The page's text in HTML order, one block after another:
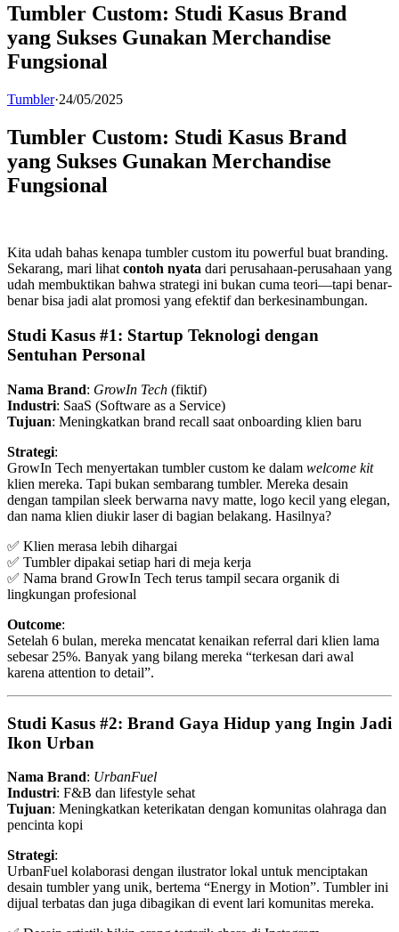
Tumbler Custom: Studi Kasus Brand
yang Sukses Gunakan Merchandise
Fungsional
Tumbler·24/05/2025
Tumbler Custom: Studi Kasus Brand
yang Sukses Gunakan Merchandise
Fungsional
Kita udah bahas kenapa tumbler custom itu powerful buat branding.
Sekarang, mari lihatcontoh nyata dari perusahaan-perusahaan yang
udah membuktikan bahwa strategi ini bukan cuma teori—tapi benar-
benar bisa jadi alat promosi yang efektif dan berkesinambungan.
Studi Kasus #1: Startup Teknologi dengan
Sentuhan Personal
Nama Brand: GrowIn Tech (fiktif)
Industri: SaaS (Software as a Service)
Tujuan: Meningkatkan brand recall saat onboarding klien baru
Strategi:
GrowIn Tech menyertakan tumbler custom ke dalam welcome kit
klien mereka. Tapi bukan sembarang tumbler. Mereka desain
dengan tampilan sleek berwarna navy matte, logo kecil yang elegan,
dan nama klien diukir laser di bagian belakang. Hasilnya?
✅ Klien merasa lebih dihargai
✅ Tumbler dipakai setiap hari di meja kerja
✅ Nama brand GrowIn Tech terus tampil secara organik di
lingkungan profesional
Outcome:
Setelah 6 bulan, mereka mencatat kenaikan referral dari klien lama
sebesar 25%. Banyak yang bilang mereka “terkesan dari awal
karena attention to detail”.
Studi Kasus #2: Brand Gaya Hidup yang Ingin Jadi
Ikon Urban
Nama Brand: UrbanFuel
Industri: F&B dan lifestyle sehat
Tujuan: Meningkatkan keterikatan dengan komunitas olahraga dan
pencinta kopi
Strategi:
UrbanFuel kolaborasi dengan ilustrator lokal untuk menciptakan
desain tumbler yang unik, bertema “Energy in Motion”. Tumbler ini
dijual terbatas dan juga dibagikan di event lari komunitas mereka.